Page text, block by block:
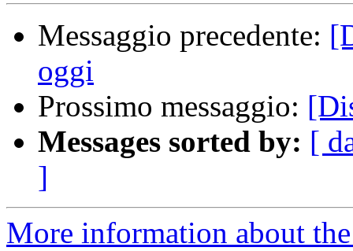
Messaggio precedente:
oggi
Prossimo messaggio:
Messages sorted by: [
]
More information about